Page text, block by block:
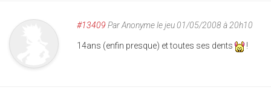
#13409 ParAnonymele jeu 01/05/2008 à 20h10
14ans (enfin presque) et toutes ses dents !